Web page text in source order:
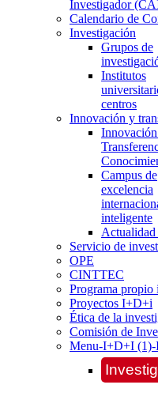
Investigador
Calendario de
Investigación
Grupos de
Institutos
centros
Innovación y
Campus de
excelencia
inteligente
Servicio de
OPE
CINTTEC
Programa propio
Proyectos I+D+i
Ética de la
Comisión de
Menu-I+D+I (1)-